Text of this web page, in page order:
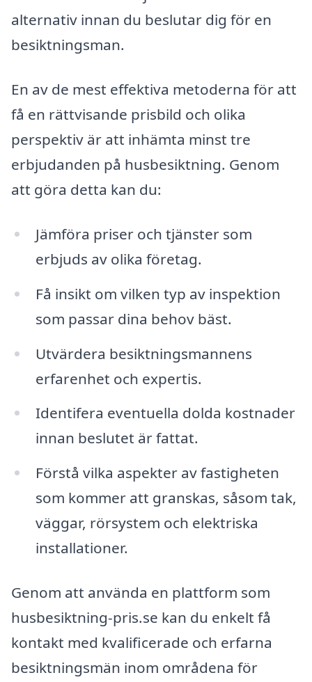
alternativ innan du beslutar dig för en
besiktningsman.
En av de mest effektiva metoderna för att
få en rättvisande prisbild och olika
perspektiv är att inhämta minst tre
erbjudanden på husbesiktning. Genom
att göra detta kan du:
Jämföra priser och tjänster som
erbjuds av olika företag.
Få insikt om vilken typ av inspektion
som passar dina behov bäst.
Utvärdera besiktningsmannens
erfarenhet och expertis.
Identifera eventuella dolda kostnader
innan beslutet är fattat.
Förstå vilka aspekter av fastigheten
som kommer att granskas, såsom tak,
väggar, rörsystem och elektriska
installationer.
Genom att använda en plattform som
husbesiktning-pris.se kan du enkelt få
kontakt med kvalificerade och erfarna
besiktningsmän inom områdena för